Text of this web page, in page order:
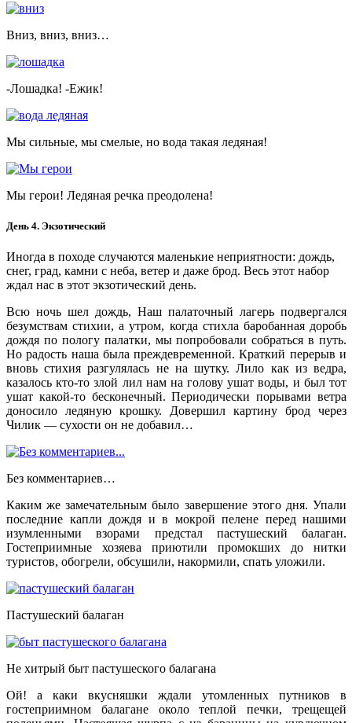
Вниз, вниз, вниз…
-Лошадка! -Ежик!
Мы сильные, мы смелые, но вода такая ледяная!
Мы герои! Ледяная речка преодолена!
День 4. Экзотический
Иногда в походе случаются маленькие неприятности: дождь,
снег, град, камни с неба, ветер и даже брод. Весь этот набор
ждал нас в этот экзотический день.
Всю ночь шел дождь, Наш палаточный лагерь подвергался
безумствам стихии, а утром, когда стихла баробанная доробь
дождя по пологу палатки, мы попробовали собраться в путь.
Но радость наша была преждевременной. Краткий перерыв и
вновь стихия разгулялась не на шутку. Лило как из ведра,
казалось кто-то злой лил нам на голову ушат воды, и был тот
ушат какой-то бесконечный. Периодически порывами ветра
доносило ледяную крошку. Довершил картину брод через
Чилик — сухости он не добавил…
Без комментариев…
Каким же замечательным было завершение этого дня. Упали
последние капли дождя и в мокрой пелене перед нашими
изумленными взорами предстал пастушеский балаган.
Гостеприимные хозяева приютили промокших до нитки
туристов, обогрели, обсушили, накормили, спать уложили.
Пастушеский балаган
Не хитрый быт пастушеского балагана
Ой! а каки вкусняшки ждали утомленных путников в
гостеприимном балагане около теплой печки, трещещей